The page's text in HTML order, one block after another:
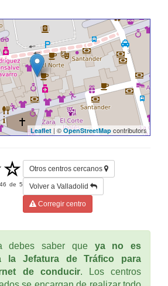
Leaflet | © OpenStreetMap contributors
de5
Otros centros cercanos
Volver a Valladolid
Corregir centro
debes saber que ya no es
la Jefatura de Tráfico para
de conducir. Los centros